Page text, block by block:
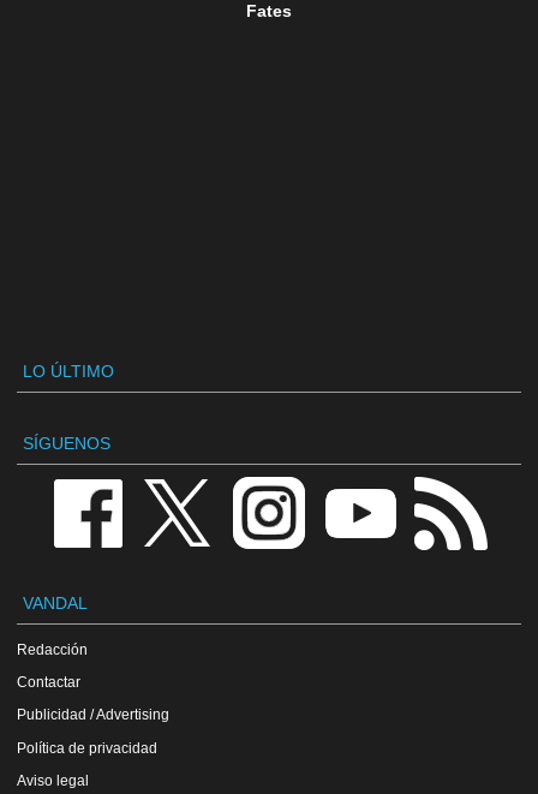
Fates
LO ÚLTIMO
SÍGUENOS
VANDAL
Redacción
Contactar
Publicidad / Advertising
Política de privacidad
Aviso legal